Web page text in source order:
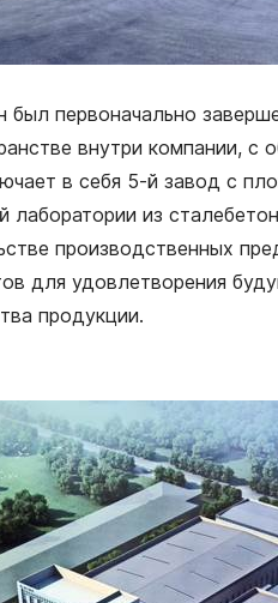
первоначально
внутри
в себя 5-й завод с
лаборатории из
производственных
для удовлетворения
продукции.